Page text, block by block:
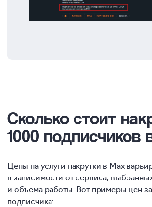
Сколько стоит
1000 подписчиков
Цены на услуги накрутки в Max
в зависимости от сервиса,
и объема работы. Вот примеры цен
подписчика: